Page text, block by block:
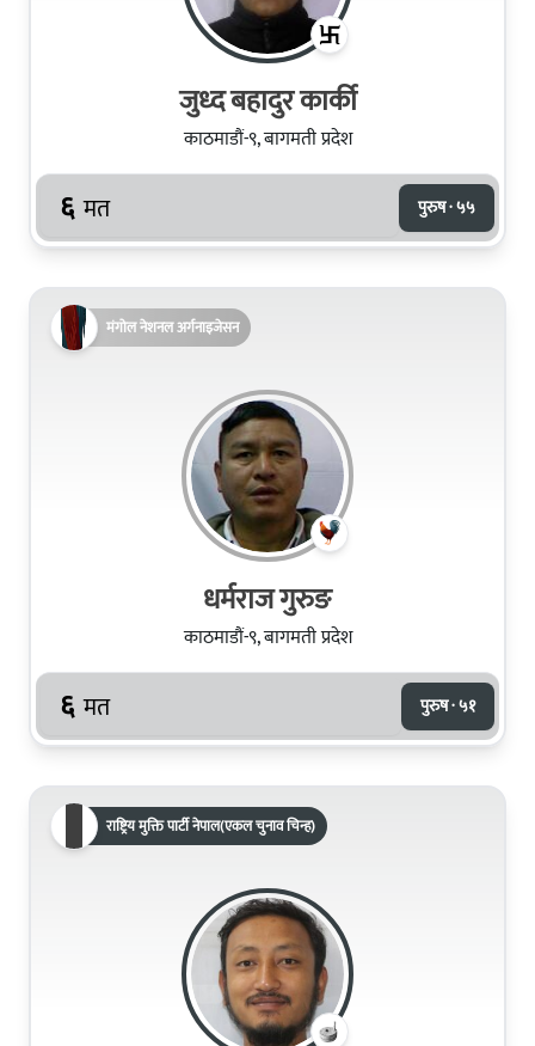
जुध्‍द बहादुर कार्की
काठमाडौं-९, बागमती प्रदेश
६ मत पुरुष · ५५
मंगोल नेशनल अर्गनाइजेसन
धर्मराज गुरुङ
काठमाडौं-९, बागमती प्रदेश
६ मत पुरुष · ५१
राष्ट्रिय मुक्ति पार्टी नेपाल(एकल चुनाव चिन्ह)